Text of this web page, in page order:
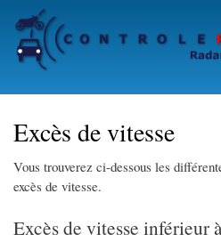
to
Excès de vitesse
Vous trouverez ci-dessous les
excès de vitesse.
Excès de vitesse inférieur